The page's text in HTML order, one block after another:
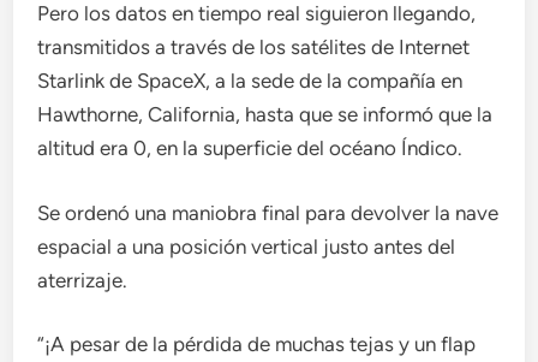
Pero los datos en tiempo real siguieron llegando,
transmitidos a través de los satélites de Internet
Starlink de SpaceX, a la sede de la compañía en
Hawthorne, California, hasta que se informó que la
altitud era 0, en la superficie del océano Índico.
Se ordenó una maniobra final para devolver la nave
espacial a una posición vertical justo antes del
aterrizaje.
“¡A pesar de la pérdida de muchas tejas y un flap